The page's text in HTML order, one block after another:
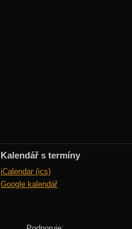
Kalendář s termíny
iCalendar (ics)
Google kalendář